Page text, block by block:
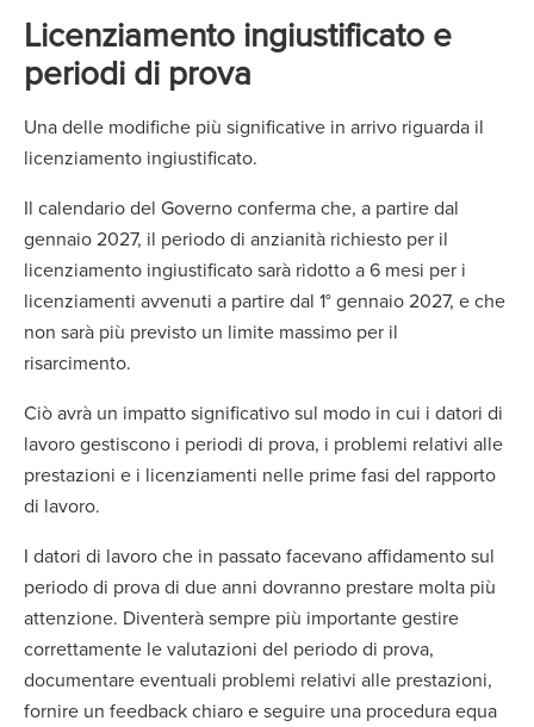
Licenziamento ingiustificato e
periodi di prova
Una delle modifiche più significative in arrivo riguarda il
licenziamento ingiustificato.
Il calendario del Governo conferma che, a partire dal
gennaio 2027, il periodo di anzianità richiesto per il
licenziamento ingiustificato sarà ridotto a 6 mesi per i
licenziamenti avvenuti a partire dal 1° gennaio 2027, e che
non sarà più previsto un limite massimo per il
risarcimento.
Ciò avrà un impatto significativo sul modo in cui i datori di
lavoro gestiscono i periodi di prova, i problemi relativi alle
prestazioni e i licenziamenti nelle prime fasi del rapporto
di lavoro.
I datori di lavoro che in passato facevano affidamento sul
periodo di prova di due anni dovranno prestare molta più
attenzione. Diventerà sempre più importante gestire
correttamente le valutazioni del periodo di prova,
documentare eventuali problemi relativi alle prestazioni,
fornire un feedback chiaro e seguire una procedura equa